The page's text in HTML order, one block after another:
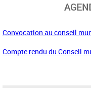
Convocation au conseil
Compte rendu du Conseil